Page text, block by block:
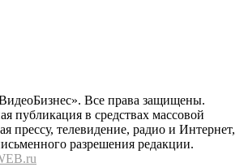
Все права защищены.
публикация в средствах массовой
прессу, телевидение, радио и Интернет,
разрешения редакции.